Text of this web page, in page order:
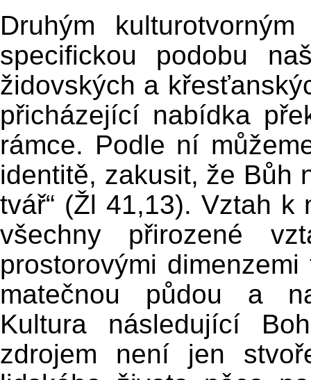
Druhým
specifickou podobu
židovských a
přicházející nabídka
rámce. Podle ní
identitě, zakusit, že Bůh
tvář“ (Žl 41,13). Vztah k
všechny přirozené
prostorovými
matečnou půdou a
Kultura následující
zdrojem není jen